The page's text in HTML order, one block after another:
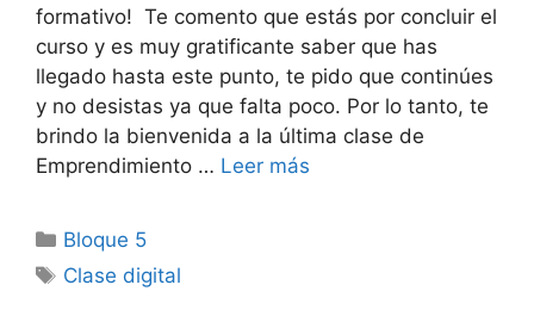
formativo! Te comento que estás por concluir el
curso y es muy gratificante saber que has
llegado hasta este punto, te pido que continúes
y no desistas ya que falta poco. Por lo tanto, te
brindo la bienvenida a la última clase de
Emprendimiento … Leer más
Categorías
Bloque 5
Etiquetas
Clase digital